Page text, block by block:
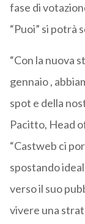
fase di
“Puoi” si potrà
“Con la nuova
gennaio ,
spot e della
Pacitto, Head
“Castweb ci
spostando
verso il suo
vivere una